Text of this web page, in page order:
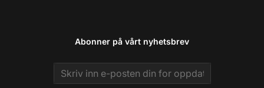
Abonner på vårt nyhetsbrev
Email address